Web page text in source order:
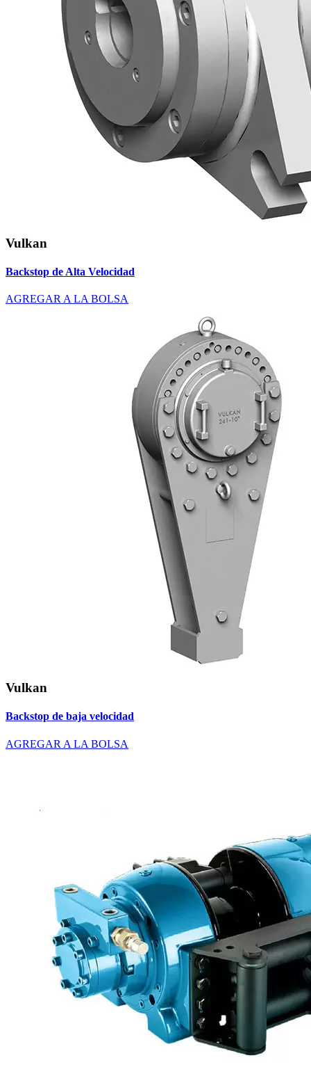
Vulkan
Backstop de Alta Velocidad
AGREGAR A LA BOLSA
Vulkan
Backstop de baja velocidad
AGREGAR A LA BOLSA